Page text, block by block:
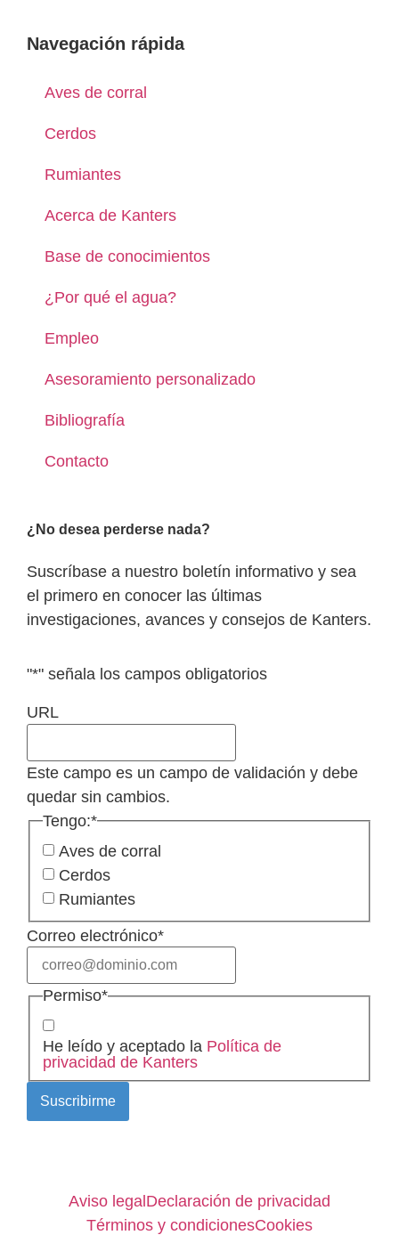
Navegación rápida
Aves de corral
Cerdos
Rumiantes
Acerca de Kanters
Base de conocimientos
¿Por qué el agua?
Empleo
Asesoramiento personalizado
Bibliografía
Contacto
¿No desea perderse nada?
Suscríbase a nuestro boletín informativo y sea
el primero en conocer las últimas
investigaciones, avances y consejos de Kanters.
"*" señala los campos obligatorios
URL
Este campo es un campo de validación y debe
quedar sin cambios.
Tengo:*
Aves de corral
Cerdos
Rumiantes
Correo electrónico*
Permiso*
He leído y aceptado la Política de
privacidad de Kanters
Aviso legalDeclaración de privacidad
Términos y condicionesCookies